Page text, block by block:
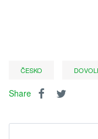
ČESKO
Share